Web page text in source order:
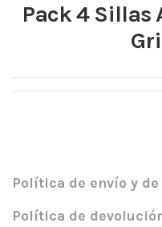
Pack 4 Sillas
Política de envío y
Política de